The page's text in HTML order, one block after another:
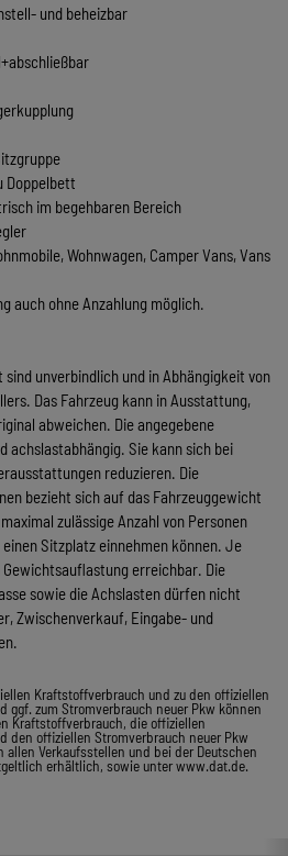
und beheizbar
Doppelbett
im begehbaren Bereich
Wohnwagen, Camper Vans, Vans
auch ohne Anzahlung möglich.
unverbindlich und in Abhängigkeit von
Das Fahrzeug kann in Ausstattung,
abweichen. Die angegebene
achslastabhängig. Sie kann sich bei
reduzieren. Die
bezieht sich auf das Fahrzeuggewicht
zulässige Anzahl von Personen
Sitzplatz einnehmen können. Je
erreichbar. Die
sowie die Achslasten dürfen nicht
Zwischenverkauf, Eingabe- und
Kraftstoffverbrauch und zu den offiziellen
ggf. zum Stromverbrauch neuer Pkw können
Kraftstoffverbrauch, die offiziellen
den offiziellen Stromverbrauch neuer Pkw
Verkaufsstellen und bei der Deutschen
erhältlich, sowie unter www.dat.de.